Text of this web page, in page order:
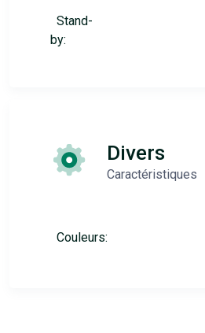
Stand-
by:
Divers
Caractéristiques
Couleurs: